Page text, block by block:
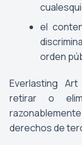
el
orden
Everlasting
retirar o
derechos de